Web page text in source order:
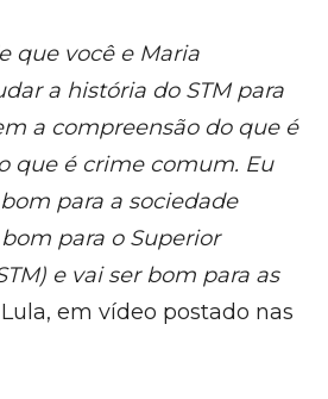
que você e Maria
a história do STM para
a compreensão do que é
que é crime comum. Eu
para a sociedade
para o Superior
e vai ser bom para as
em vídeo postado nas